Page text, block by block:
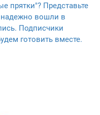
прятки"? Представьте
надежно вошли в
Подписчики
готовить вместе.